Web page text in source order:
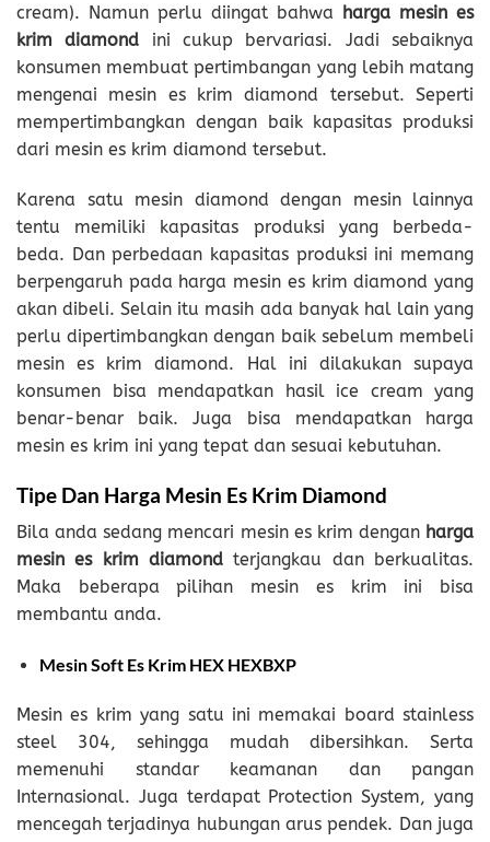
cream). Namun perlu diingat bahwa harga mesin es
krim diamond ini cukup bervariasi. Jadi sebaiknya
konsumen membuat pertimbangan yang lebih matang
mengenai mesin es krim diamond tersebut. Seperti
mempertimbangkan dengan baik kapasitas produksi
dari mesin es krim diamond tersebut.
Karena satu mesin diamond dengan mesin lainnya
tentu memiliki kapasitas produksi yang berbeda-
beda. Dan perbedaan kapasitas produksi ini memang
berpengaruh pada harga mesin es krim diamond yang
akan dibeli. Selain itu masih ada banyak hal lain yang
perlu dipertimbangkan dengan baik sebelum membeli
mesin es krim diamond. Hal ini dilakukan supaya
konsumen bisa mendapatkan hasil ice cream yang
benar-benar baik. Juga bisa mendapatkan harga
mesin es krim ini yang tepat dan sesuai kebutuhan.
Tipe Dan Harga Mesin Es Krim Diamond
Bila anda sedang mencari mesin es krim dengan harga
mesin es krim diamond terjangkau dan berkualitas.
Maka beberapa pilihan mesin es krim ini bisa
membantu anda.
Mesin Soft Es Krim HEX HEXBXP
Mesin es krim yang satu ini memakai board stainless
steel 304, sehingga mudah dibersihkan. Serta
memenuhi standar keamanan dan pangan
Internasional. Juga terdapat Protection System, yang
mencegah terjadinya hubungan arus pendek. Dan juga